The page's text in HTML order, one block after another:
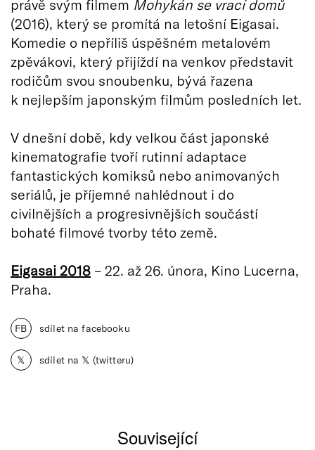
právě svým filmem Mohykán se vrací domů
(2016), který se promítá na letošní Eigasai.
Komedie o nepříliš úspěšném metalovém
zpěvákovi, který přijíždí na venkov představit
rodičům svou snoubenku, bývá řazena
k nejlepším japonským filmům posledních let.
V dnešní době, kdy velkou část japonské
kinematografie tvoří rutinní adaptace
fantastických komiksů nebo animovaných
seriálů, je příjemné nahlédnout i do
civilnějších a progresivnějších součástí
bohaté filmové tvorby této země.
Eigasai 2018 – 22. až 26. února, Kino Lucerna,
Praha.
FB sdílet na facebooku
𝕏 sdílet na 𝕏 (twitteru)
Související